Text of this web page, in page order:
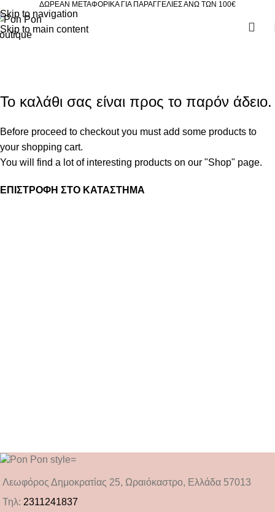
Skip to navigation
Skip to main content
ΔΩΡΕΑΝ ΜΕΤΑΦΟΡΙΚΑ ΓΙΑ ΠΑΡΑΓΓΕΛΙΕΣ ΑΝΩ ΤΩΝ 100€
Το καλάθι σας είναι προς το παρόν άδειο.
Before proceed to checkout you must add some products to
your shopping cart.
You will find a lot of interesting products on our "Shop" page.
ΕΠΙΣΤΡΟΦΉ ΣΤΟ ΚΑΤΆΣΤΗΜΑ
Λεωφόρος Δημοκρατίας 25, Ωραιόκαστρο, Ελλάδα 57013
Τηλ: 2311241837